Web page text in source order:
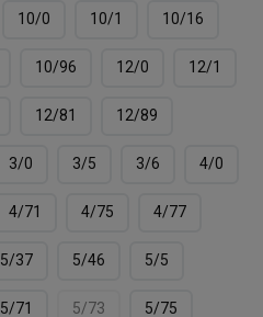
10/0 10/1 10/16
10/96 12/0 12/1
12/81 12/89
3/0 3/5 3/6 4/0
4/71 4/75 4/77
5/37 5/46 5/5
5/71 5/73 5/75